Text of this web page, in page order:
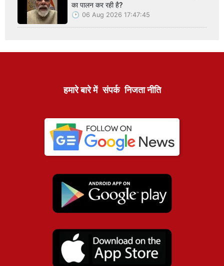
का पालन कर रही है?
06 Aug 2026 17:47:45
हमारे बारे में संपर्क निजता नीति